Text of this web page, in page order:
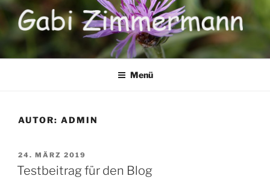
Zum
Inhalt
springen
Menü
AUTOR: ADMIN
VERÖFFENTLICHT
AM
24. MÄRZ 2019
Testbeitrag für den Blog